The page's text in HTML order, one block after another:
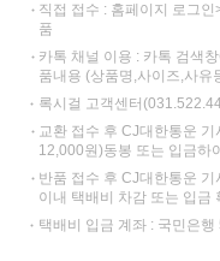
직접 접수 : 홈페이지 로그
품
카톡 채널 이용 : 카톡 검색
품내용 (상품명,사이즈,사유
록시걸 고객센터
교환 접수 후 CJ대한통운
12,000원)동봉 또는 입금하
반품 접수 후 CJ대한통운
이내 택배비 차감 또는 입금
택배비 입금 계좌 : 국민은